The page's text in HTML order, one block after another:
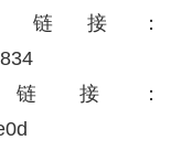
链接：
接：